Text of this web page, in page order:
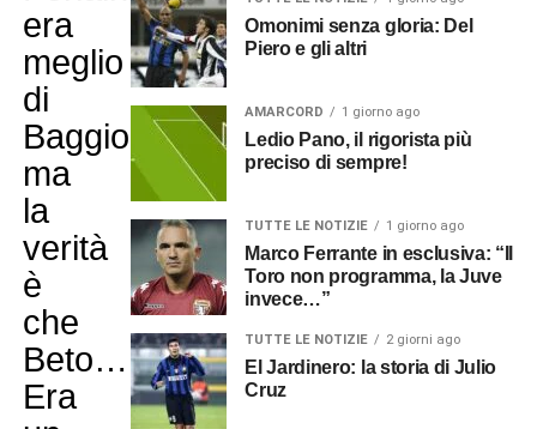
era
meglio
di
Baggio,
ma
la
verità
è
che
Beto…
Era
Omonimi senza gloria: Del
Piero e gli altri
AMARCORD 1 giorno ago
Ledio Pano, il rigorista più
preciso di sempre!
TUTTE LE NOTIZIE 1 giorno ago
Marco Ferrante in esclusiva: “Il
Toro non programma, la Juve
invece…”
TUTTE LE NOTIZIE 2 giorni ago
El Jardinero: la storia di Julio
Cruz